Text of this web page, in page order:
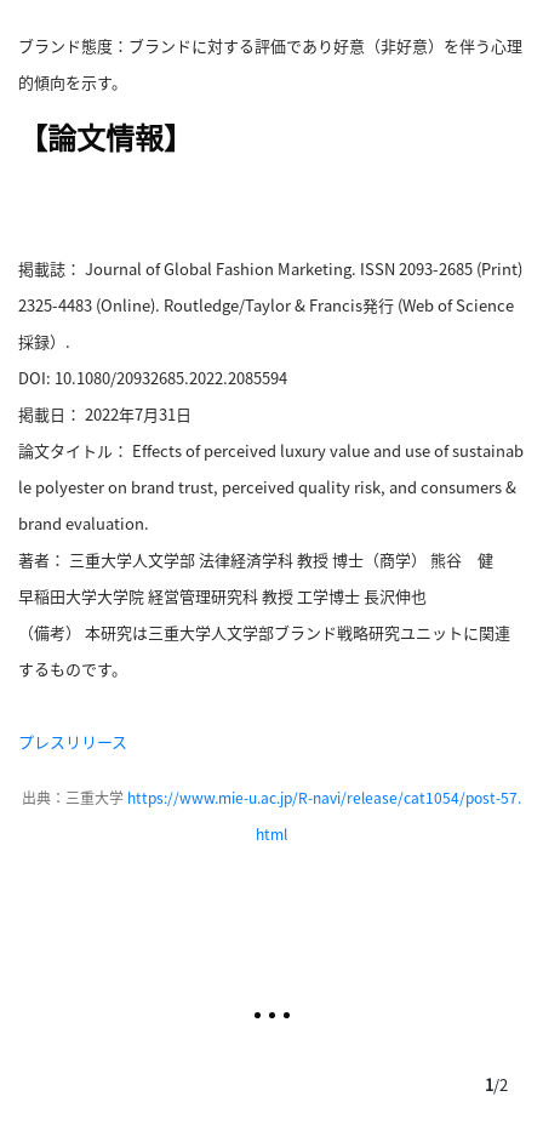
ブランド態度：ブランドに対する評価であり好意（非好意）を伴う心理
的傾向を示す。
【論文情報】
掲載誌： Journal of Global Fashion Marketing. ISSN 2093-2685 (Print)
2325-4483 (Online). Routledge/Taylor & Francis発行 (Web of Science
採録）.
DOI: 10.1080/20932685.2022.2085594
掲載日： 2022年7月31日
論文タイトル： Effects of perceived luxury value and use of sustainab
le polyester on brand trust, perceived quality risk, and consumers &
brand evaluation.
著者： 三重大学人文学部 法律経済学科 教授 博士（商学） 熊谷 健
早稲田大学大学院 経営管理研究科 教授 工学博士 長沢伸也
（備考） 本研究は三重大学人文学部ブランド戦略研究ユニットに関連
するものです。
プレスリリース
出典：三重大学 https://www.mie-u.ac.jp/R-navi/release/cat1054/post-57.
html
1/2